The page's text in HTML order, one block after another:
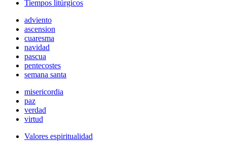
Tiempos litúrgicos
adviento
ascension
cuaresma
navidad
pascua
pentecostes
semana santa
misericordia
paz
verdad
virtud
Valores espiritualidad